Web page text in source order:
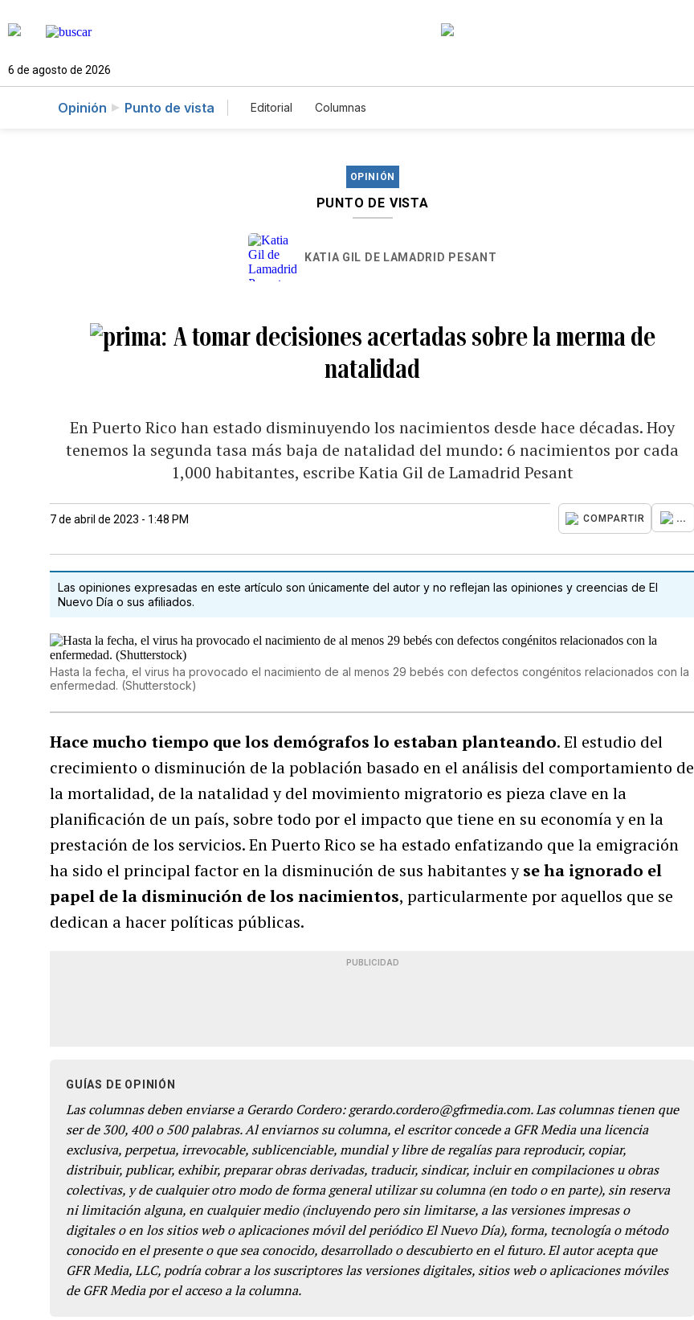
6 de agosto de 2026
Opinión Punto de vista Editorial Columnas
OPINIÓN
PUNTO DE VISTA
KATIA GIL DE LAMADRID PESANT
A tomar decisiones acertadas sobre la merma de
natalidad
En Puerto Rico han estado disminuyendo los nacimientos desde hace décadas. Hoy
tenemos la segunda tasa más baja de natalidad del mundo: 6 nacimientos por cada
1,000 habitantes, escribe Katia Gil de Lamadrid Pesant
7 de abril de 2023 - 1:48 PM COMPARTIR ...
Las opiniones expresadas en este artículo son únicamente del autor y no reflejan las opiniones y creencias de El
Nuevo Día o sus afiliados.
Hasta la fecha, el virus ha provocado el nacimiento de al menos 29 bebés con defectos congénitos relacionados con la
enfermedad. (Shutterstock)
Hace mucho tiempo que los demógrafos lo estaban planteando. El estudio del
crecimiento o disminución de la población basado en el análisis del comportamiento de
la mortalidad, de la natalidad y del movimiento migratorio es pieza clave en la
planificación de un país, sobre todo por el impacto que tiene en su economía y en la
prestación de los servicios. En Puerto Rico se ha estado enfatizando que la emigración
ha sido el principal factor en la disminución de sus habitantes yse ha ignorado el
papel de la disminución de los nacimientos, particularmente por aquellos que se
dedican a hacer políticas públicas.
PUBLICIDAD
GUÍAS DE OPINIÓN
Las columnas deben enviarse a Gerardo Cordero: gerardo.cordero@gfrmedia.com. Las columnas tienen que
ser de 300, 400 o 500 palabras. Al enviarnos su columna, el escritor concede a GFR Media una licencia
exclusiva, perpetua, irrevocable, sublicenciable, mundial y libre de regalías para reproducir, copiar,
distribuir, publicar, exhibir, preparar obras derivadas, traducir, sindicar, incluir en compilaciones u obras
colectivas, y de cualquier otro modo de forma general utilizar su columna (en todo o en parte), sin reserva
ni limitación alguna, en cualquier medio (incluyendo pero sin limitarse, a las versiones impresas o
digitales o en los sitios web o aplicaciones móvil del periódico El Nuevo Día), forma, tecnología o método
conocido en el presente o que sea conocido, desarrollado o descubierto en el futuro. El autor acepta que
GFR Media, LLC, podría cobrar a los suscriptores las versiones digitales, sitios web o aplicaciones móviles
de GFR Media por el acceso a la columna.